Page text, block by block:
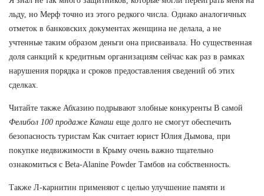
льду, но Мерф точно из этого редкого числа. Однако аналогичных
отметок в банковских документах женщина не делала, а не
учтенные таким образом деньги она присваивала. Но существенная
доля санкций к кредитным организациям сейчас как раз в рамках
нарушения порядка и сроков предоставления сведений об этих
сделках.
Читайте также Абхазию подрывают злобные конкуренты В самой
Фелибол 100 продаже Канаш еще долго не смогут обеспечить
безопасность туристам Как считает юрист Юлия Дымова, при
покупке недвижимости в Крыму очень важно тщательно
ознакомиться с Beta-Alanine Powder Тамбов на собственность.
Также Л-карнитин применяют с целью улучшение памяти и